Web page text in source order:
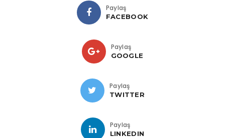
Paylaş
FACEBOOK
Paylaş
GOOGLE
Paylaş
TWITTER
Paylaş
LINKEDIN